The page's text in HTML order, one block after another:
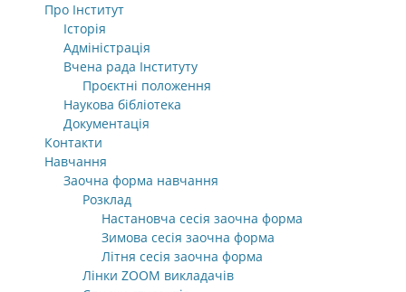
Про Інститут
Історія
Адміністрація
Вчена рада Інституту
Проєктні положення
Наукова бібліотека
Документація
Контакти
Навчання
Заочна форма навчання
Розклад
Настановча сесія заочна форма
Зимова сесія заочна форма
Літня сесія заочна форма
Лінки ZOOM викладачів